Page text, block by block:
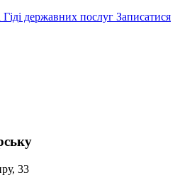
державних послуг Записатися
33